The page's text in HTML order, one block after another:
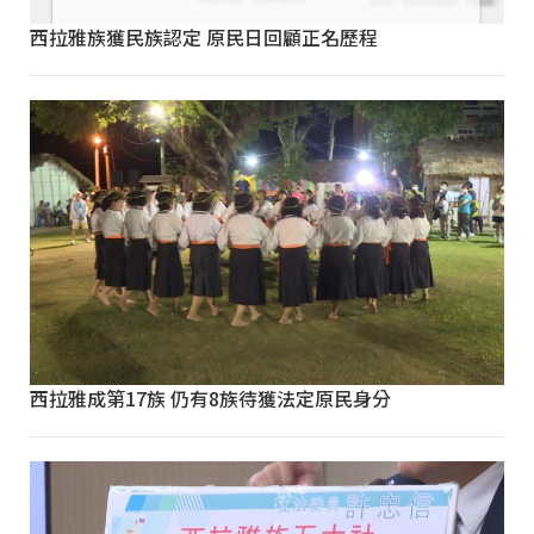
西拉雅族獲民族認定 原民日回顧正名歷程
西拉雅成第17族 仍有8族待獲法定原民身分